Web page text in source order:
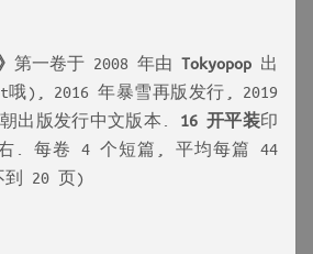
第一卷于 2008 年由 Tokyopop 出
哦), 2016 年暴雪再版发行, 2019
出版发行中文版本. 16 开平装印
. 每卷 4 个短篇, 平均每篇 44
到 20 页)